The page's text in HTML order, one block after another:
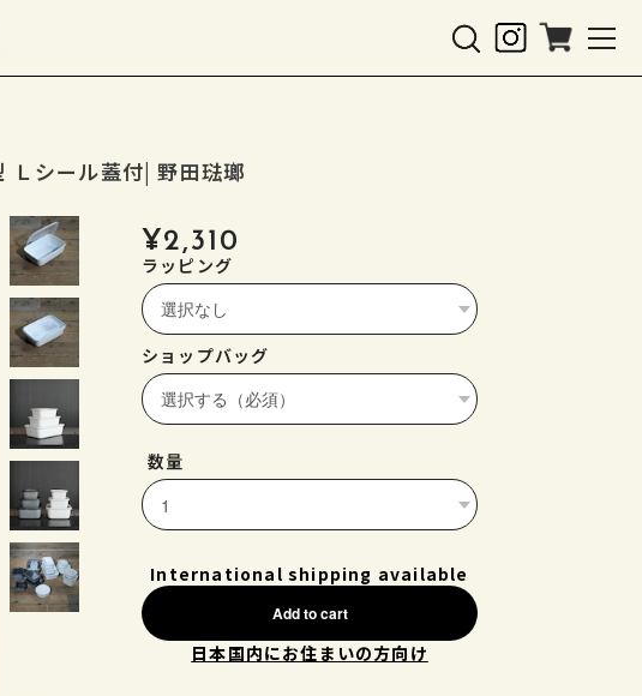
Ｌシール蓋付| 野田琺瑯
¥2,310
ラッピング
ショップバッグ
数量
International shipping available
Add to cart
日本国内にお住まいの方向け